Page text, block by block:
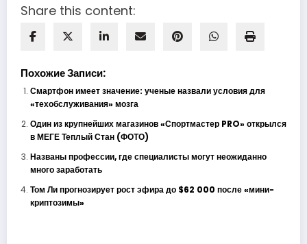
Share this content:
Похожие Записи:
Смартфон имеет значение: ученые назвали условия для
«техобслуживания» мозга
Один из крупнейших магазинов «Спортмастер PRO» открылся
в МЕГЕ Теплый Стан (ФОТО)
Названы профессии, где специалисты могут неожиданно
много заработать
Том Ли прогнозирует рост эфира до $62 000 после «мини-
криптозимы»